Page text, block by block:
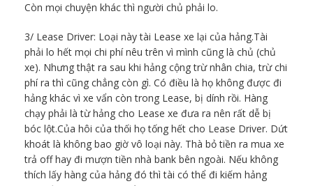
Còn mọi chuyện khác thì người chủ phải lo.
3/ Lease Driver: Loại này tài Lease xe lại của hảng.Tài
phải lo hết mọi chi phí nêu trên vì mình cũng là chủ (chủ
xe). Nhưng thật ra sau khi hảng cộng trừ nhân chia, trừ chi
phí ra thì cũng chẳng còn gì. Có điều là họ không được đi
hảng khác vì xe vẩn còn trong Lease, bị dính rồi. Hàng
chạy phải là từ hảng cho Lease xe đưa ra nên rất dễ bị
bóc lột.Của hôi của thối họ tống hết cho Lease Driver. Dứt
khoát là không bao giờ vô loại này. Thà bỏ tiền ra mua xe
trả off hay đi mượn tiền nhà bank bên ngoài. Nếu không
thích lấy hàng của hảng đó thì tài có thể đi kiếm hảng